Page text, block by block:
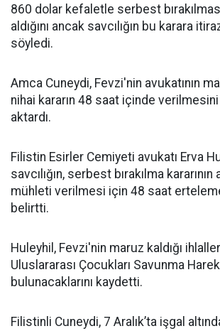
860 dolar kefaletle serbest
aldığını ancak savcılığın bu karara
söyledi.
Amca Cuneydi, Fevzi'nin avukatının
nihai kararın 48 saat içinde
aktardı.
Filistin Esirler Cemiyeti avukatı Erva
savcılığın, serbest bırakılma kararının
mühleti verilmesi için 48 saat
belirtti.
Huleyhil, Fevzi'nin maruz kaldığı
Uluslararası Çocukları Savunma
bulunacaklarını kaydetti.
Filistinli Cuneydi, 7 Aralık’ta işgal